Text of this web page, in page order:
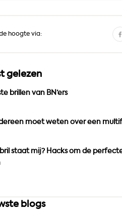
hoogte via:
F
gelezen
brillen van BN’ers
moet weten over een
staat mij? Hacks om de
blogs